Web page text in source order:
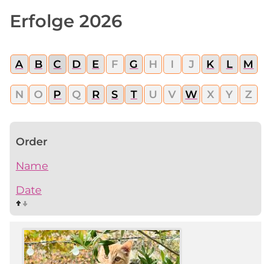
Erfolge 2026
A B C D E F G H I J K L M
N O P Q R S T U V W X Y Z
Order
Name
Date